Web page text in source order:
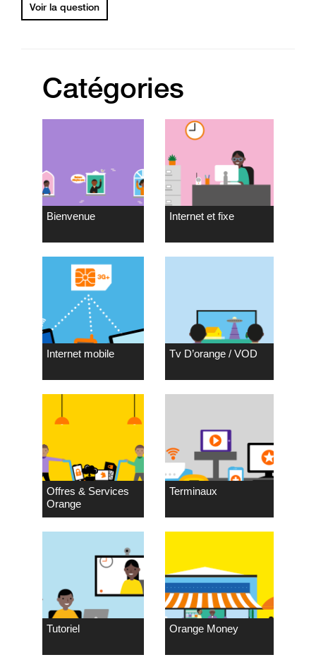
Voir la question
Catégories
Bienvenue Internet et fixe
Internet mobile Tv D’orange / VOD
Offres & Services
Orange
Terminaux
Tutoriel Orange Money